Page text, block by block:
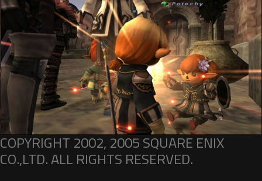
COPYRIGHT 2002, 2005 SQUARE ENIX
CO.,LTD. ALL RIGHTS RESERVED.